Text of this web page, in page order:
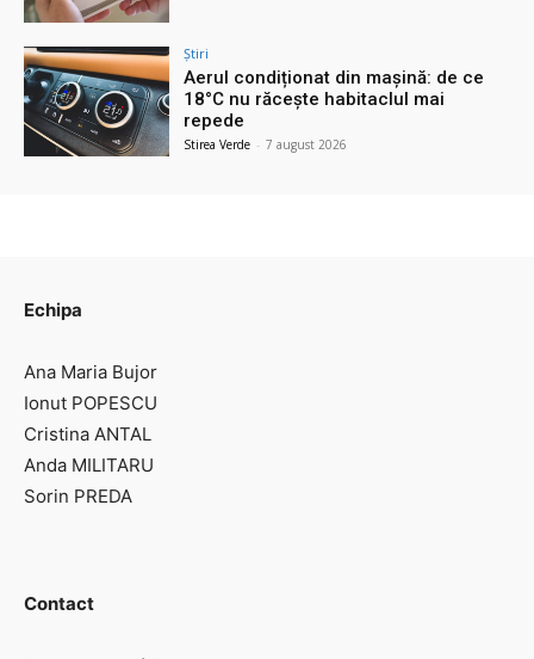
Știri
Aerul condiționat din mașină: de ce
18°C nu răcește habitaclul mai
repede
Stirea Verde - 7 august 2026
Echipa
Ana Maria Bujor
Ionut POPESCU
Cristina ANTAL
Anda MILITARU
Sorin PREDA
Contact